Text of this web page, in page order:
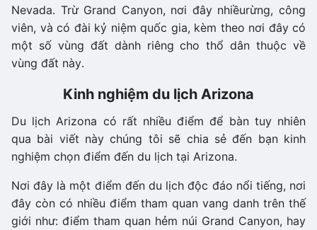
Nevada. Trừ Grand Canyon, nơi đây nhiềurừng, công
viên, và có đài kỷ niệm quốc gia, kèm theo nơi đây có
một số vùng đất dành riêng cho thổ dân thuộc về
vùng đất này.
Kinh nghiệm du lịch Arizona
Du lịch Arizona có rất nhiều điểm để bàn tuy nhiên
qua bài viết này chúng tôi sẽ chia sẻ đến bạn kinh
nghiệm chọn điểm đến du lịch tại Arizona.
Nơi đây là một điểm đến du lịch độc đáo nổi tiếng, nơi
đây còn có nhiều điểm tham quan vang danh trên thế
giới như: điểm tham quan hẻm núi Grand Canyon, hay